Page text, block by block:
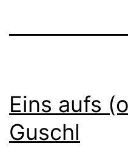
Eins aufs
Guschl